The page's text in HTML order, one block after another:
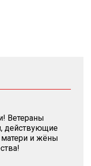
Ветераны
действующие
и жёны